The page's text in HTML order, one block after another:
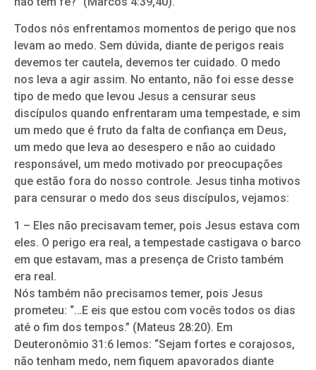
Todos nós enfrentamos momentos de perigo que nos
levam ao medo. Sem dúvida, diante de perigos reais
devemos ter cautela, devemos ter cuidado. O medo
nos leva a agir assim. No entanto, não foi esse desse
tipo de medo que levou Jesus a censurar seus
discípulos quando enfrentaram uma tempestade, e sim
um medo que é fruto da falta de confiança em Deus,
um medo que leva ao desespero e não ao cuidado
responsável, um medo motivado por preocupações
que estão fora do nosso controle. Jesus tinha motivos
para censurar o medo dos seus discípulos, vejamos:
1 – Eles não precisavam temer, pois Jesus estava com
eles. O perigo era real, a tempestade castigava o barco
em que estavam, mas a presença de Cristo também
era real.
Nós também não precisamos temer, pois Jesus
prometeu: “…E eis que estou com vocês todos os dias
até o fim dos tempos.” (Mateus 28:20). Em
Deuteronômio 31:6 lemos: “Sejam fortes e corajosos,
não tenham medo, nem fiquem apavorados diante